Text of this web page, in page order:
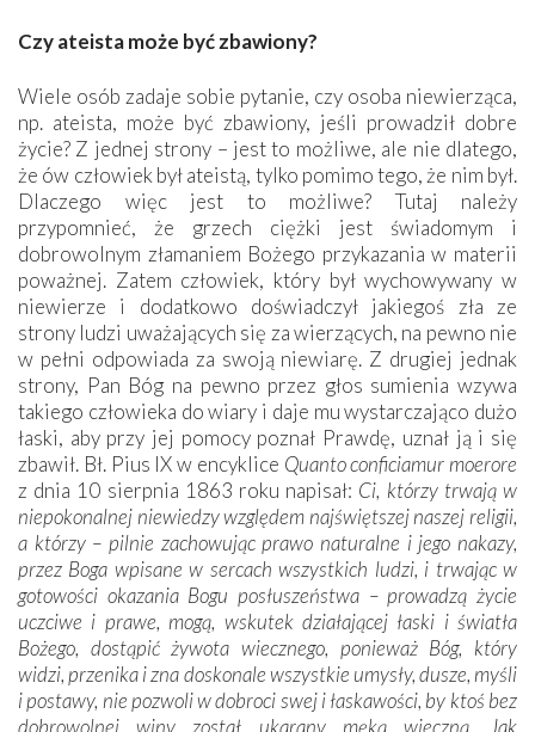
Czy ateista może być zbawiony?
Wiele osób zadaje sobie pytanie, czy osoba niewierząca,
np. ateista, może być zbawiony, jeśli prowadził dobre
życie? Z jednej strony – jest to możliwe, ale nie dlatego,
że ów człowiek był ateistą, tylko pomimo tego, że nim był.
Dlaczego więc jest to możliwe? Tutaj należy
przypomnieć, że grzech ciężki jest świadomym i
dobrowolnym złamaniem Bożego przykazania w materii
poważnej. Zatem człowiek, który był wychowywany w
niewierze i dodatkowo doświadczył jakiegoś zła ze
strony ludzi uważających się za wierzących, na pewno nie
w pełni odpowiada za swoją niewiarę. Z drugiej jednak
strony, Pan Bóg na pewno przez głos sumienia wzywa
takiego człowieka do wiary i daje mu wystarczająco dużo
łaski, aby przy jej pomocy poznał Prawdę, uznał ją i się
zbawił. Bł. Pius IX w encyklice Quanto conficiamur moerore
z dnia 10 sierpnia 1863 roku napisał: Ci, którzy trwają w
niepokonalnej niewiedzy względem najświętszej naszej religii,
a którzy – pilnie zachowując prawo naturalne i jego nakazy,
przez Boga wpisane w sercach wszystkich ludzi, i trwając w
gotowości okazania Bogu posłuszeństwa – prowadzą życie
uczciwe i prawe, mogą, wskutek działającej łaski i światła
Bożego, dostąpić żywota wiecznego, ponieważ Bóg, który
widzi, przenika i zna doskonale wszystkie umysły, dusze, myśli
i postawy, nie pozwoli w dobroci swej i łaskawości, by ktoś bez
dobrowolnej winy został ukarany męką wieczną. Jak